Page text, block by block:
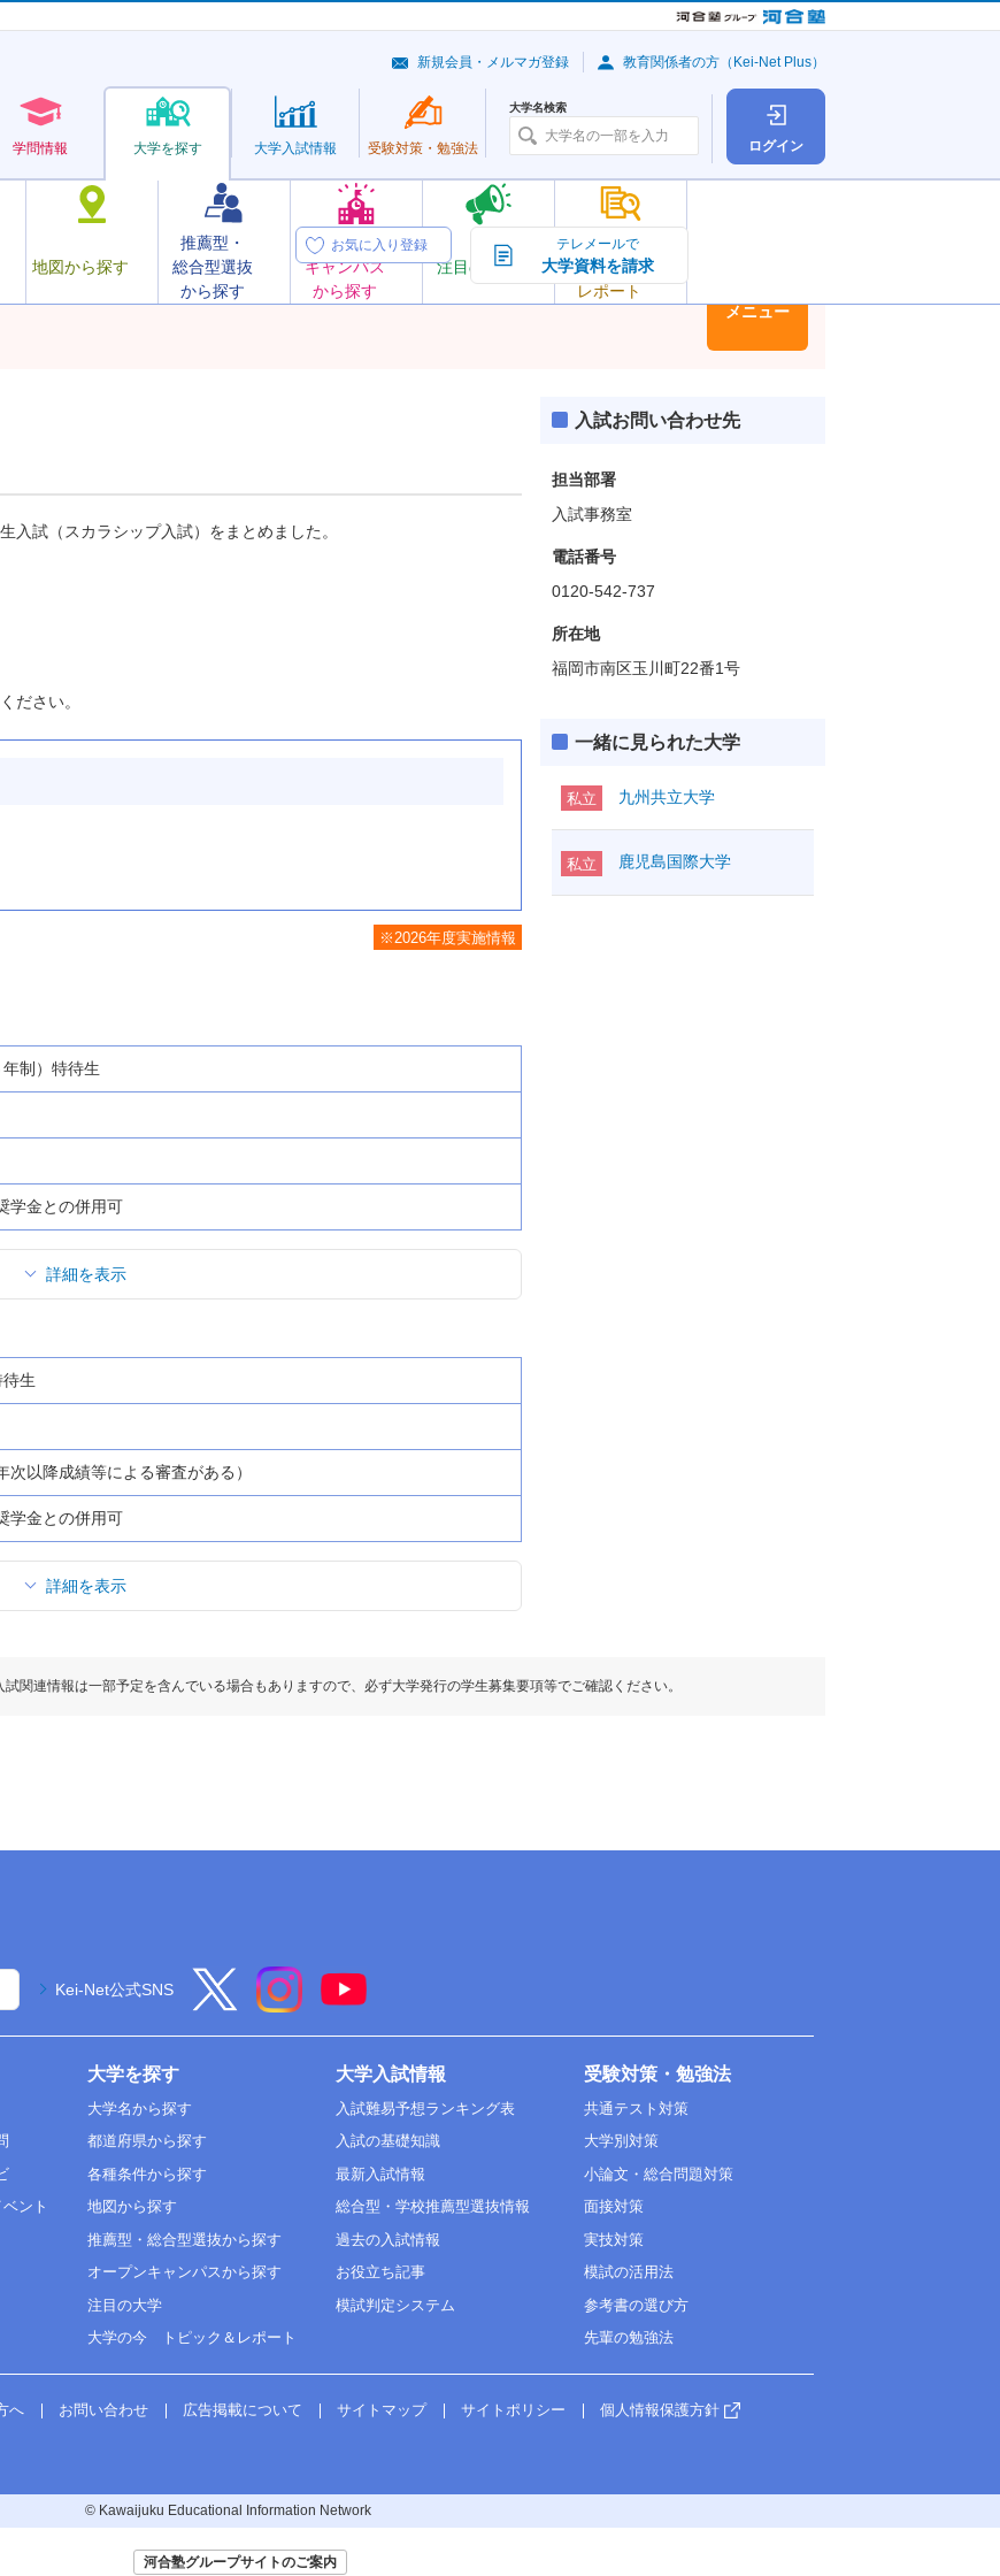
ログイン
学問情報 大学を探す
地図から探す
推薦型・
総合型選抜
から探す
オープン
キャンパス
から探す
注目の大学
大学の今
トピック＆
レポート
大学入試情報 受験対策・ 勉強法
大学名検索
新規会員・メルマガ登録 教育関係者の方（Kei-Net Plus）
お気に入り登録 テレメールで
大学資料を請求
メニュー
入試（スカラシップ入試）をまとめました。
ださい。
※2026年度実施情報
制）特待生
学金との併用可
詳細を表示
生
次以降成績等による審査がある）
学金との併用可
詳細を表示
入試お問い合わせ先
担当部署
入試事務室
電話番号
0120-542-737
所在地
福岡市南区玉川町22番1号
一緒に見られた大学
私立 九州共立大学
私立 鹿児島国際大学
関連情報は一部予定を含んでいる場合もありますので、必ず大学発行の学生募集要項等でご確認ください。
Kei-Net公式SNS
ント
大学を探す
大学名から探す
都道府県から探す
各種条件から探す
地図から探す
推薦型・総合型選抜から探す
オープンキャンパスから探す
注目の大学
大学の今 トピック＆レポート
大学入試情報
入試難易予想ランキング表
入試の基礎知識
最新入試情報
総合型・学校推薦型選抜情報
過去の入試情報
お役立ち記事
模試判定システム
受験対策・勉強法
共通テスト対策
大学別対策
小論文・総合問題対策
面接対策
実技対策
模試の活用法
参考書の選び方
先輩の勉強法
へ お問い合わせ 広告掲載について サイトマップ サイトポリシー 個人情報保護方針
© Kawaijuku Educational Information Network
河合塾グループサイトのご案内